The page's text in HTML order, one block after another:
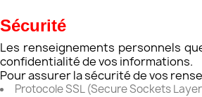
​Sécurité
Les renseignements personnels
confidentialité de vos informations.
Pour assurer la sécurité de vos
Protocole SSL (Secure Sockets